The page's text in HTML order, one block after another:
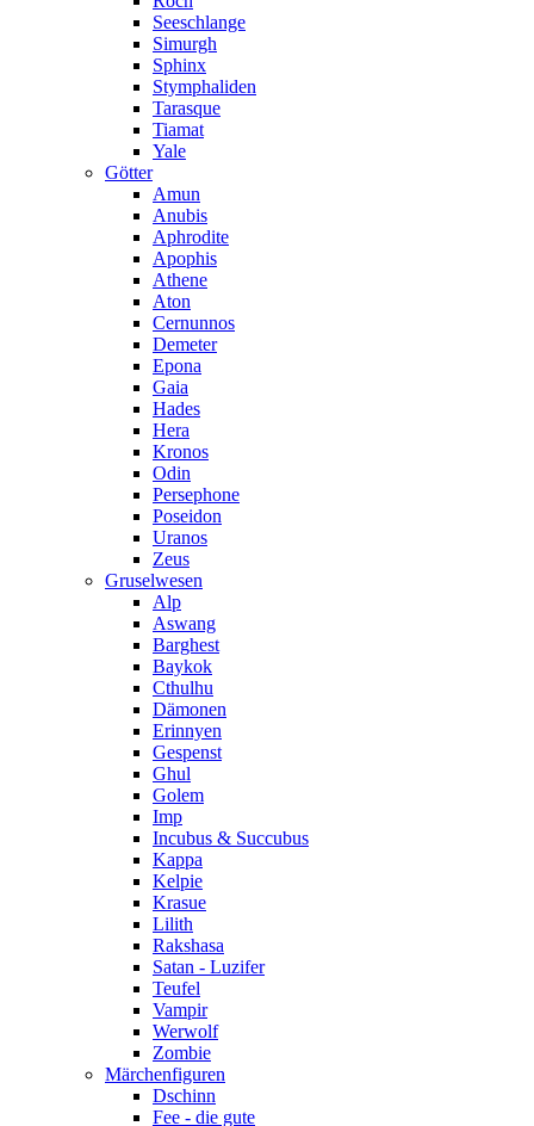
Seeschlange
Simurgh
Sphinx
Stymphaliden
Tarasque
Tiamat
Yale
Götter
Amun
Anubis
Aphrodite
Apophis
Athene
Aton
Cernunnos
Demeter
Epona
Gaia
Hades
Hera
Kronos
Odin
Persephone
Poseidon
Uranos
Zeus
Gruselwesen
Alp
Aswang
Barghest
Baykok
Cthulhu
Dämonen
Erinnyen
Gespenst
Ghul
Golem
Imp
Incubus & Succubus
Kappa
Kelpie
Krasue
Lilith
Rakshasa
Satan - Luzifer
Teufel
Vampir
Werwolf
Zombie
Märchenfiguren
Dschinn
Fee - die gute